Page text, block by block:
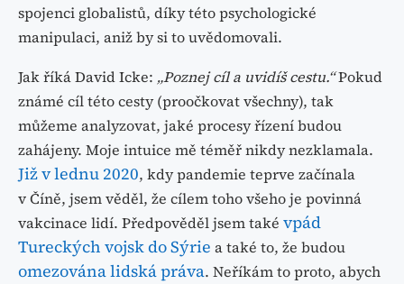
spojenci globalistů, díky této psychologické
manipulaci, aniž by si to uvědomovali.
Jak říká David Icke: „Poznej cíl a uvidíš cestu.“Pokud
známé cíl této cesty (proočkovat všechny), tak
můžeme analyzovat, jaké procesy řízení budou
zahájeny. Moje intuice mě téměř nikdy nezklamala.
Již v lednu 2020, kdy pandemie teprve začínala
v Číně, jsem věděl, že cílem toho všeho je povinná
vakcinace lidí. Předpověděl jsem také vpád
Tureckých vojsk do Sýrie a také to, že budou
omezována lidská práva. Neříkám to proto, abych